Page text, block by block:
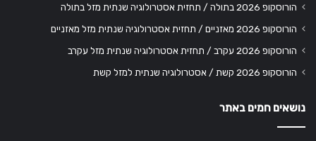
הורוסקופ 2026 בתולה / תחזית אסטרולוגיה שנתית מזל בתולה
הורוסקופ 2026 מאזניים / תחזית אסטרולוגיה שנתית מזל מאזניים
הורוסקופ 2026 עקרב / תחזית אסטרולוגיה שנתית מזל עקרב
הורוסקופ 2026 קשת / אסטרולוגיה שנתית למזל קשת
נושאים חמים באתר